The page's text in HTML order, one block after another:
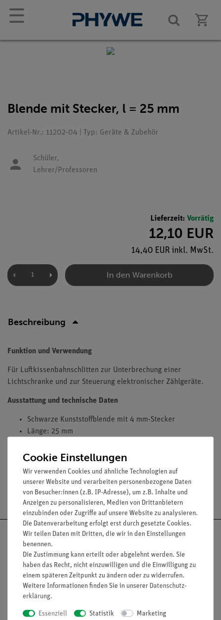
☰
Blende mit Stecker, l = 25 mm
Artikel-Nr.: 11202-04 | Typ: Geräte & Zubehör
Schüler,
Lehrer/Professoren
Lieferzeit: Vorrätig
12,10 EUR
14,40 EUR inkl. MwSt.
In den Warenkorb
Beschreibung
Funktion und Verwendung
Für Luftkissenbahnschlitten zur Unterbrechung einer
Lichtschranke und zur Steuerung elektronischer Zählgeräte.
Ausstattung und technische Daten
Schwarze Kunststoffblende mit 4 mm-Stecker
Länge: 25 mm
Versandkostenfrei ab 300,- €
Nach oben
Informationen Service
Cookie Einstellungen
Wir verwenden Cookies und ähnliche Technologien auf
unserer Website und verarbeiten personenbezogene Daten
von Besucher:innen (z.B. IP-Adresse), um z.B. Inhalte und
Anzeigen zu personalisieren, Medien von Drittanbietern
einzubinden oder Zugriffe auf unsere Website zu analysieren.
Die Datenverarbeitung erfolgt erst durch gesetzte Cookies.
Wir teilen Daten mit Dritten, die wir in den Einstellungen
benennen.
Die Zustimmung kann erteilt oder abgelehnt werden. Sie
haben das Recht, nicht einzuwilligen und die Einwilligung zu
einem späteren Zeitpunkt zu ändern oder zu widerrufen.
Weitere Informationen finden Sie in unserer Daten­schutz­
erklärung.
Essenziell Statistik Marketing